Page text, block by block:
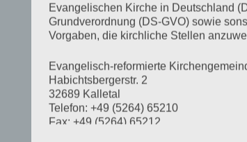
Evangelischen Kirche in Deutschland
Grundverordnung (DS-GVO) sowie
Vorgaben, die kirchliche Stellen
Evangelisch-reformierte
Habichtsbergerstr. 2
32689 Kalletal
Telefon: +49 (5264) 65210
Fax: +49 (5264) 65212